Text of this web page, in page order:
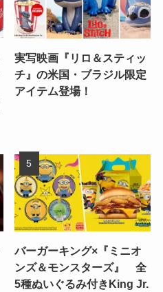
実写映画『リロ＆スティッ
チ』の米国・ブラジル限定
アイテム登場！
バーガーキング×『ミニオ
ンズ＆モンスターズ』 全
5種ぬいぐるみ付きKing Jr.